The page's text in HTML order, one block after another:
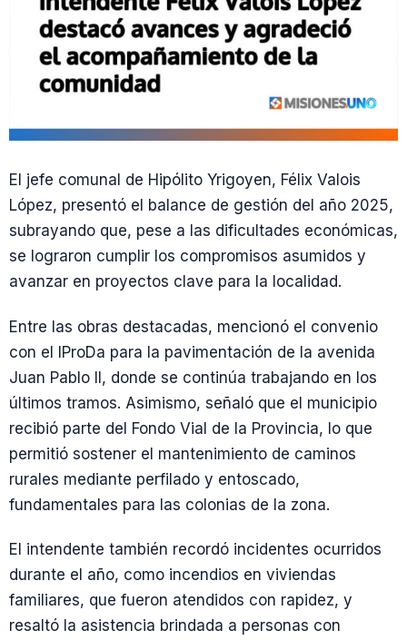
El jefe comunal de Hipólito Yrigoyen, Félix Valois
López, presentó el balance de gestión del año 2025,
subrayando que, pese a las dificultades económicas,
se lograron cumplir los compromisos asumidos y
avanzar en proyectos clave para la localidad.
Entre las obras destacadas, mencionó el convenio
con el IProDa para la pavimentación de la avenida
Juan Pablo II, donde se continúa trabajando en los
últimos tramos. Asimismo, señaló que el municipio
recibió parte del Fondo Vial de la Provincia, lo que
permitió sostener el mantenimiento de caminos
rurales mediante perfilado y entoscado,
fundamentales para las colonias de la zona.
El intendente también recordó incidentes ocurridos
durante el año, como incendios en viviendas
familiares, que fueron atendidos con rapidez, y
resaltó la asistencia brindada a personas con